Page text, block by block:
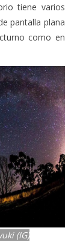
tiene varios
pantalla plana
como en
(IG)